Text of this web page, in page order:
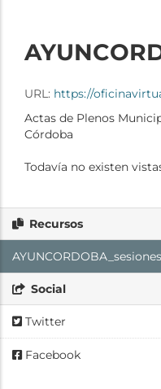
URL: https://
Actas de Plenos
Córdoba
Todavía no existen
Recursos
Social
Twitter
Facebook